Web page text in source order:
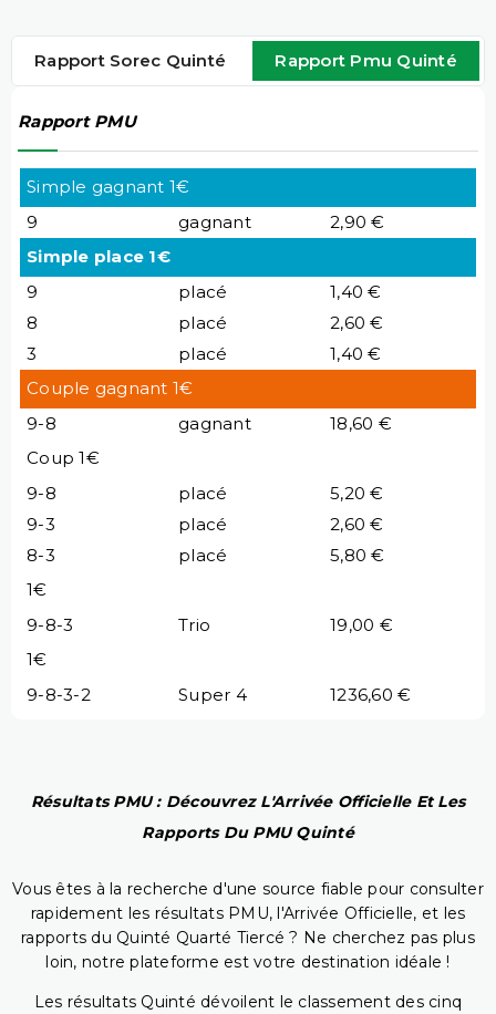
Rapport Sorec Quinté Rapport Pmu Quinté
Rapport PMU
Simple gagnant 1€
9
gagnant
2,90 €
Simple place 1€
9
placé
1,40 €
8
placé
2,60 €
3
placé
1,40 €
Couple gagnant 1€
9-8
gagnant
18,60 €
Coup 1€
9-8
placé
5,20 €
9-3
placé
2,60 €
8-3
placé
5,80 €
1€
9-8-3
Trio
19,00 €
1€
9-8-3-2
Super 4 1236,60 €
Résultats PMU : Découvrez L'Arrivée Officielle Et Les
Rapports Du PMU Quinté
Vous êtes à la recherche d'une source fiable pour consulter
rapidement les résultats PMU, l'Arrivée Officielle, et les
rapports du Quinté Quarté Tiercé ? Ne cherchez pas plus
loin, notre plateforme est votre destination idéale !
Les résultats Quinté dévoilent le classement des cinq